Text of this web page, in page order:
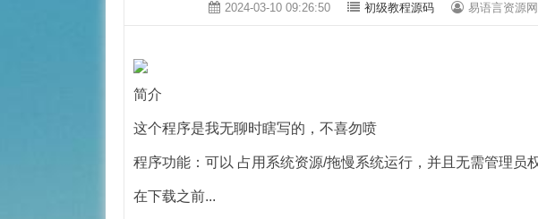
2024-03-10 09:26:50
初级教程源码 易语言资源网
简介
这个程序是我无聊时瞎写的，不喜勿喷
程序功能：可以 占用系统资源/拖慢系统运行，并且无需管理员权
在下载之前...